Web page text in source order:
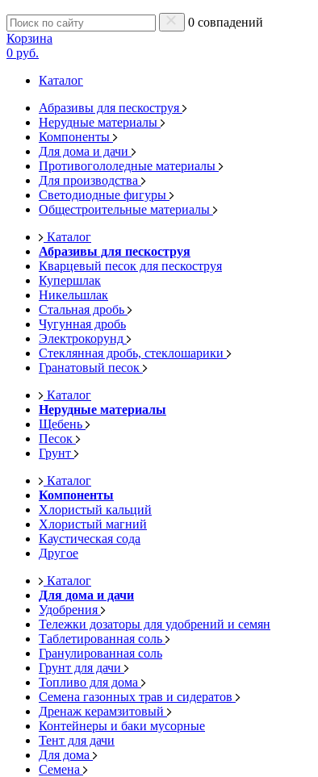
0 совпадений
Корзина
0 руб.
Каталог
Абразивы для пескоструя
Нерудные материалы
Компоненты
Для дома и дачи
Противогололедные материалы
Для производства
Светодиодные фигуры
Общестроительные материалы
Каталог
Абразивы для пескоструя
Кварцевый песок для пескоструя
Купершлак
Никельшлак
Стальная дробь
Чугунная дробь
Электрокорунд
Стеклянная дробь, стеклошарики
Гранатовый песок
Каталог
Нерудные материалы
Щебень
Песок
Грунт
Каталог
Компоненты
Хлористый кальций
Хлористый магний
Каустическая сода
Другое
Каталог
Для дома и дачи
Удобрения
Тележки дозаторы для удобрений и семян
Таблетированная соль
Гранулированная соль
Грунт для дачи
Топливо для дома
Семена газонных трав и сидератов
Дренаж керамзитовый
Контейнеры и баки мусорные
Тент для дачи
Для дома
Семена